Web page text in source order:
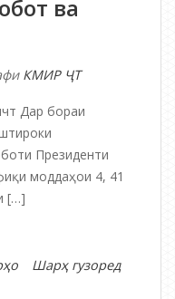
ва
КМИР ҶТ
Дар бораи
Президенти
моддаҳои 4, 41
[…]
Шарҳ гузоред